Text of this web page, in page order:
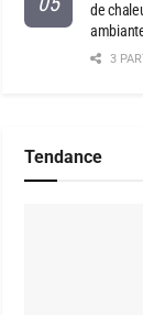
de
3
Tendance